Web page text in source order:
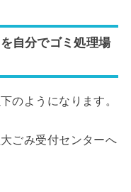
自分でゴミ処理場
のようになります。
ごみ受付センターへ